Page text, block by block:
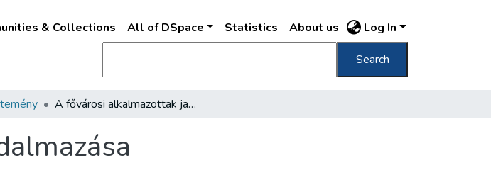
& Collections All of DSpace Statistics About us Log In
Search
A fővárosi alkalmazottak javadalmazása